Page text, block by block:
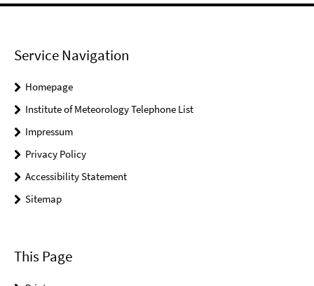
Service Navigation
Homepage
Institute of Meteorology Telephone List
Impressum
Privacy Policy
Accessibility Statement
Sitemap
This Page